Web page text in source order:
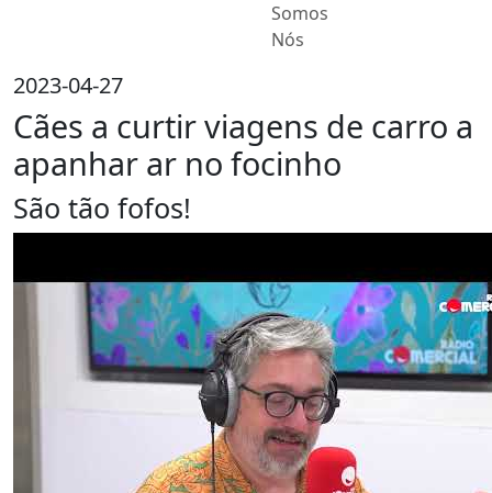
Somos
Nós
2023-04-27
Cães a curtir viagens de carro a
apanhar ar no focinho
São tão fofos!